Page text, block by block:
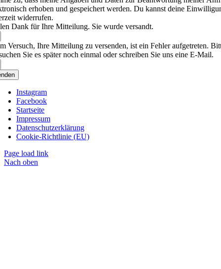
erhoben und gespeichert werden. Du kannst deine
widerrufen.
Dank für Ihre Mitteilung. Sie wurde versandt.
Versuch, Ihre Mitteilung zu versenden, ist ein Fehler aufgetreten.
Sie es später noch einmal oder schreiben Sie uns eine E-Mail.
Instagram
Facebook
Startseite
Impressum
Datenschutzerklärung
Cookie-Richtlinie (EU)
Page load link
Nach oben